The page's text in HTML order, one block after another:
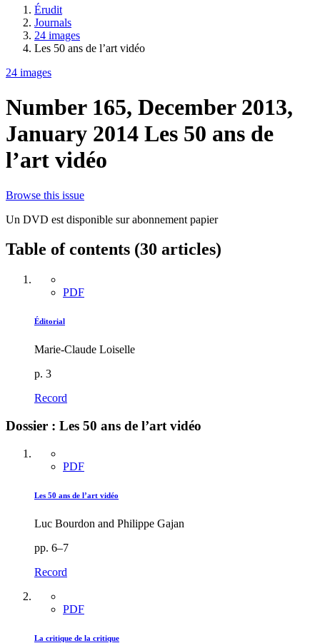
Érudit
Journals
24 images
Les 50 ans de l’art vidéo
24 images
Number 165, December 2013,
January 2014 Les 50 ans de
l’art vidéo
Browse this issue
Un DVD est disponible sur abonnement papier
Table of contents (30 articles)
PDF
Éditorial
Marie-Claude Loiselle
p. 3
Record
Dossier : Les 50 ans de l’art vidéo
PDF
Les 50 ans de l’art vidéo
Luc Bourdon and Philippe Gajan
pp. 6–7
Record
PDF
La critique de la critique